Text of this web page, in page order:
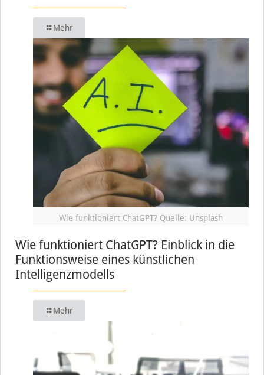
Mehr
Wie funktioniert ChatGPT? Quelle: Unsplash
Wie funktioniert ChatGPT? Einblick in die
Funktionsweise eines künstlichen
Intelligenzmodells
Mehr